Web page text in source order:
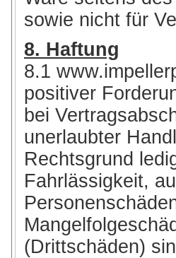
sowie nicht für
8. Haftung
8.1
positiver
bei
unerlaubter
Rechtsgrund
Fahrlässigkeit,
(Drittschäden)